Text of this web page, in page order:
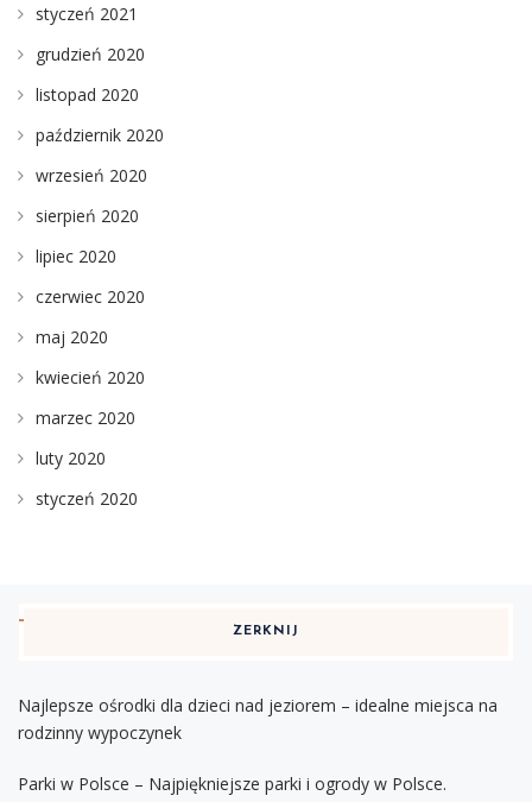
styczeń 2021
grudzień 2020
listopad 2020
październik 2020
wrzesień 2020
sierpień 2020
lipiec 2020
czerwiec 2020
maj 2020
kwiecień 2020
marzec 2020
luty 2020
styczeń 2020
ZERKNIJ
Najlepsze ośrodki dla dzieci nad jeziorem – idealne miejsca na
rodzinny wypoczynek
Parki w Polsce – Najpiękniejsze parki i ogrody w Polsce.